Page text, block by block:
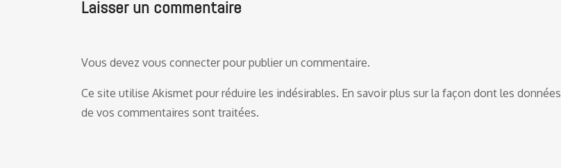
Laisser un commentaire
Vous devez vous connecterpour publier un commentaire.
Ce site utilise Akismet pour réduire les indésirables. En savoir plus sur la façon dont les données
de vos commentaires sont traitées.